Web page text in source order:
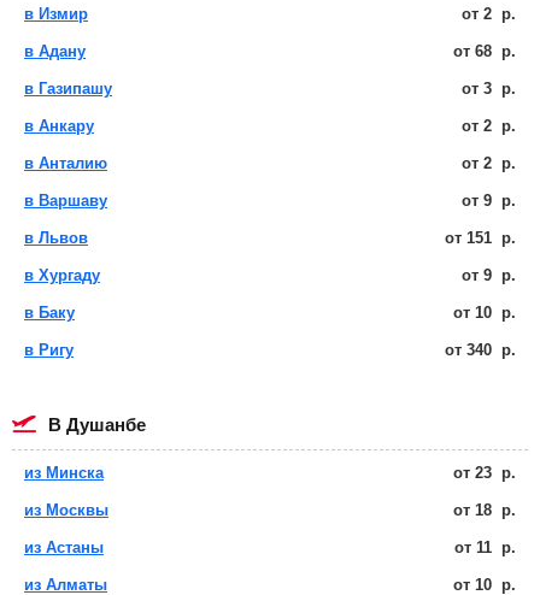
в Измир от 2 р.
в Адану от 68 р.
в Газипашу от 3 р.
в Анкару от 2 р.
в Анталию от 2 р.
в Варшаву от 9 р.
в Львов от 151 р.
в Хургаду от 9 р.
в Баку от 10 р.
в Ригу от 340 р.
в Душанбе
из Минска от 23 р.
из Москвы от 18 р.
из Астаны от 11 р.
из Алматы от 10 р.